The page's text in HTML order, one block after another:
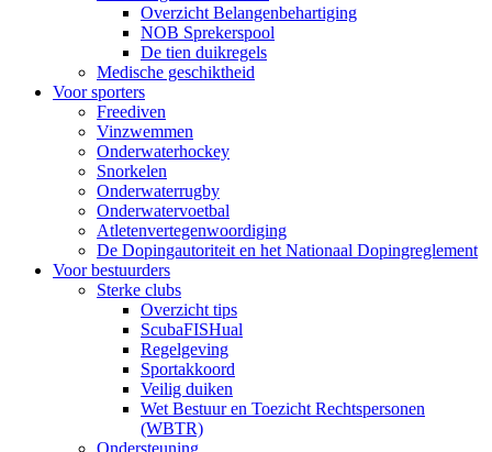
Overzicht Belangenbehartiging
NOB Sprekerspool
De tien duikregels
Medische geschiktheid
Voor sporters
Freediven
Vinzwemmen
Onderwaterhockey
Snorkelen
Onderwaterrugby
Onderwatervoetbal
Atletenvertegenwoordiging
De Dopingautoriteit en het Nationaal Dopingreglement
Voor bestuurders
Sterke clubs
Overzicht tips
ScubaFISHual
Regelgeving
Sportakkoord
Veilig duiken
Wet Bestuur en Toezicht Rechtspersonen
(WBTR)
Ondersteuning